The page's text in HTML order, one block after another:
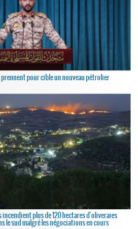
pour cible un nouveau pétrolier
plus de 120 hectares d'oliveraies
le sud malgré les négociations en cours